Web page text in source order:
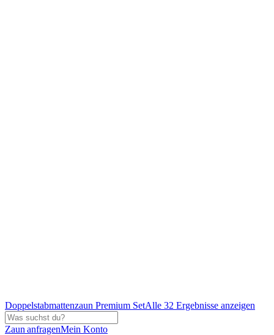
Doppelstabmattenzaun Premium SetAlle 32 Ergebnisse anzeigen
Zaun anfragenMein Konto